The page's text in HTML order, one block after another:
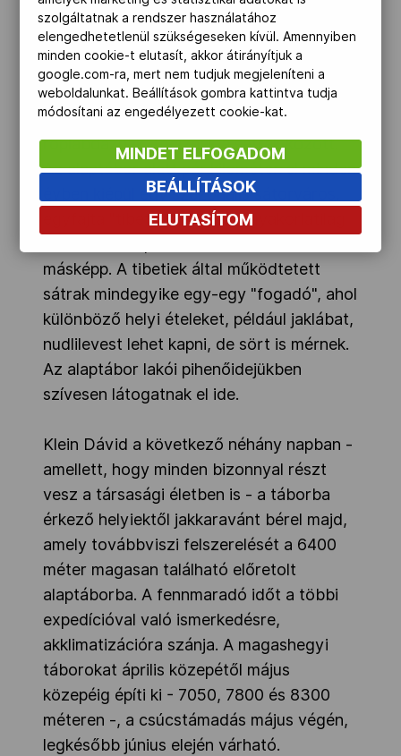
Az alaptáborban egyébként élénk
társasági élet folyik, a konyhasátrakban
beszélgetéssel ütik el az időt a különböző
nemzetiségű mászók, jó időben
röplabdáznak, fociznak a sátrak között.
Az alaptábor alatt pár kilométerrel minden
évben kiépül egy szezonális sátorváros,
egyfajta "tibeti vadnyugat" gyakorlatilag
másképp. A tibetiek által működtetett
sátrak mindegyike egy-egy "fogadó", ahol
különböző helyi ételeket, például jaklábat,
nudlilevest lehet kapni, de sört is mérnek.
Az alaptábor lakói pihenőidejükben
szívesen látogatnak el ide.
Klein Dávid a következő néhány napban -
amellett, hogy minden bizonnyal részt
vesz a társasági életben is - a táborba
érkező helyiektől jakkaravánt bérel majd,
amely továbbviszi felszerelését a 6400
méter magasan található előretolt
alaptáborba. A fennmaradó időt a többi
expedícióval való ismerkedésre,
akklimatizációra szánja. A magashegyi
táborokat április közepétől május
közepéig építi ki - 7050, 7800 és 8300
méteren -, a csúcstámadás május végén,
legkésőbb június elején várható.
szolgáltatnak a rendszer használatához
elengedhetetlenül szükségeseken kívül. Amennyiben
minden cookie-t elutasít, akkor átirányítjuk a
google.com-ra, mert nem tudjuk megjeleníteni a
weboldalunkat. Beállítások gombra kattintva tudja
módosítani az engedélyezett cookie-kat.
MINDET ELFOGADOM
BEÁLLÍTÁSOK
ELUTASÍTOM